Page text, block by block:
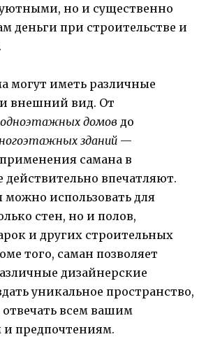
но и существенно
деньги при строительстве и
могут иметь различные
внешний вид. От
домов до
зданий —
самана в
действительно впечатляют.
можно использовать для
стен, но и полов,
и других строительных
того, саман позволяет
дизайнерские
уникальное пространство,
отвечать всем вашим
и предпочтениям.